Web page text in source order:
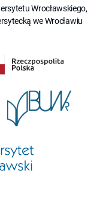
Wrocławskiego,
we Wrocławiu